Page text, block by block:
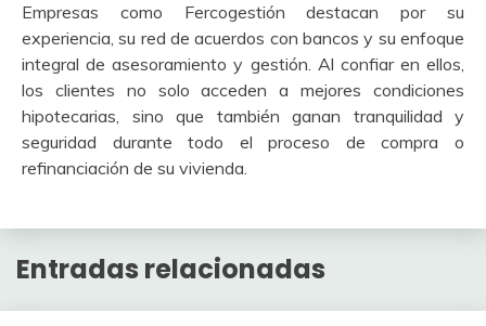
Empresas como Fercogestión destacan por su
experiencia, su red de acuerdos con bancos y su enfoque
integral de asesoramiento y gestión. Al confiar en ellos,
los clientes no solo acceden a mejores condiciones
hipotecarias, sino que también ganan tranquilidad y
seguridad durante todo el proceso de compra o
refinanciación de su vivienda.
Entradas relacionadas